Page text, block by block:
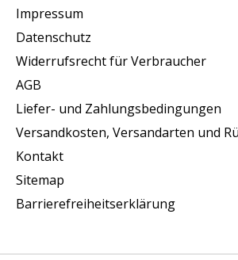
Impressum
Datenschutz
Widerrufsrecht für Verbraucher
AGB
Liefer- und Zahlungsbedingungen
Versandkosten, Versandarten und
Kontakt
Sitemap
Barrierefreiheitserklärung